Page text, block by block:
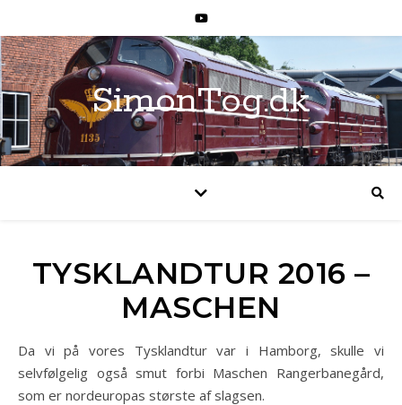
SimonTog.dk
TYSKLANDTUR 2016 –
MASCHEN
Da vi på vores Tysklandtur var i Hamborg, skulle vi
selvfølgelig også smut forbi Maschen Rangerbanegård,
som er nordeuropas største af slagsen.